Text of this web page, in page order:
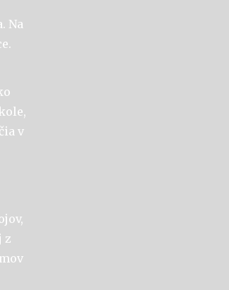
Na
v
z